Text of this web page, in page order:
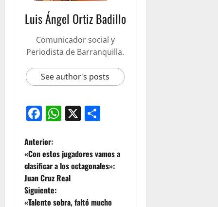
Luis Ángel Ortiz Badillo
Comunicador social y
Periodista de Barranquilla.
See author's posts
Facebook
WhatsApp
X
Anterior:
«Con estos jugadores vamos a
clasificar a los octagonales»:
Juan Cruz Real
Siguiente:
«Talento sobra, faltó mucho